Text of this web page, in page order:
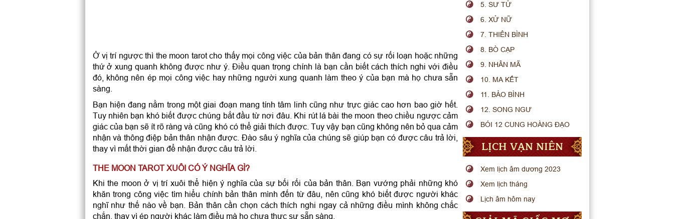
Ở vị trí ngược thì the moon tarot cho thấy mọi công việc của bản thân đang có sự rối loạn hoặc những
thứ ở xung quanh không được như ý. Điều quan trọng chính là bạn cần biết cách thích nghi với điều
đó, không nên ép mọi công việc hay những người xung quanh làm theo ý của bạn mà họ chưa sẵn
sàng.
Bạn hiện đang nằm trong một giai đoạn mang tính tâm linh cũng như trực giác cao hơn bao giờ hết.
Tuy nhiên bạn khó biết được chúng bắt đầu từ nơi đâu. Khi rút lá bài the moon theo chiều ngược cảm
giác của bạn sẽ ít rõ ràng và cũng khó có thể giải thích được. Tuy vậy bạn cũng không nên bỏ qua cảm
nhận và thông điệp bản thân nhận được. Đào sâu ý nghĩa của chúng sẽ giúp bạn có được câu trả lời,
thay vì mất thời gian để nhận được câu trả lời.
THE MOON TAROT XUÔI CÓ Ý NGHĨA GÌ?
Khi the moon ở vị trí xuôi thể hiện ý nghĩa của sự bối rối của bản thân. Bạn vướng phải những khó
khăn trong công việc tìm hiểu chính bản thân mình đến từ đâu, nên cũng khó biết được người khác
nghĩ như thế nào về bạn. Bản thân cần chọn cách thích nghi ngay cả những điều mình không chắc
chắn, thay vì ép người khác làm điều mà họ chưa thực sự sẵn sàng.
5. SƯ TỬ
6. XỬ NỮ
7. THIÊN BÌNH
8. BÒ CẠP
9. NHÂN MÃ
10. MA KẾT
11. BẢO BÌNH
12. SONG NGƯ
BÓI 12 CUNG HOÀNG ĐẠO
LỊCH VẠN NIÊN
Xem lịch âm dương 2023
Xem lịch tháng
Lịch âm hôm nay